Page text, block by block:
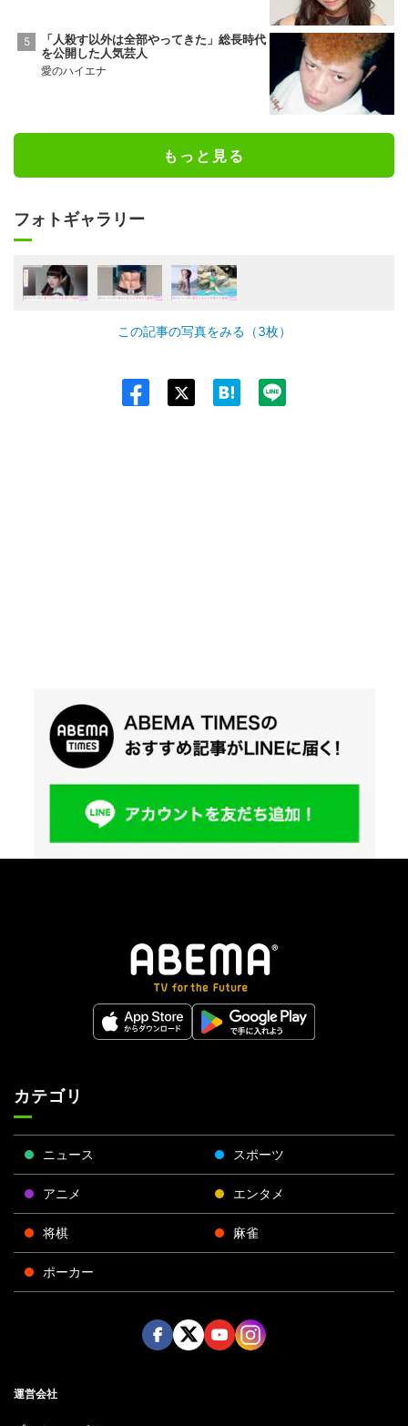
「人殺す以外は全部やってきた」総長時代
を公開した人気芸人
愛のハイエナ
もっと見る
フォトギャラリー
この記事の写真をみる（3枚）
カテゴリ
ニュース スポーツ
アニメ エンタメ
将棋 麻雀
ポーカー
運営会社